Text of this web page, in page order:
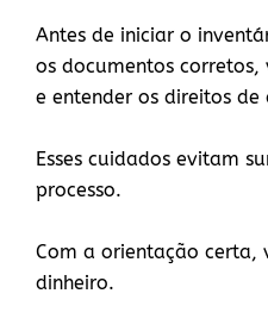
Antes de iniciar o
os documentos
e entender os direitos de
Esses cuidados evitam
processo.
Com a orientação certa,
dinheiro.